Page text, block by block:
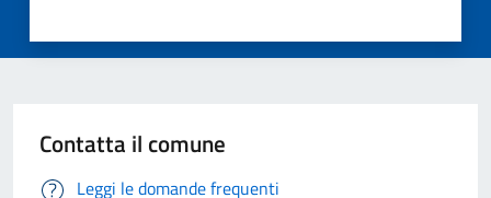
Contatta il comune
Leggi le domande frequenti